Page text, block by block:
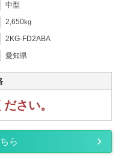
中型
2,650kg
2KG-FD2ABA
愛知県
さい。
ら